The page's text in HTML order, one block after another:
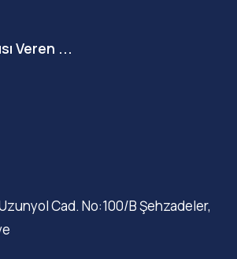
Veren ...
Cad. No:100/B Şehzadeler,